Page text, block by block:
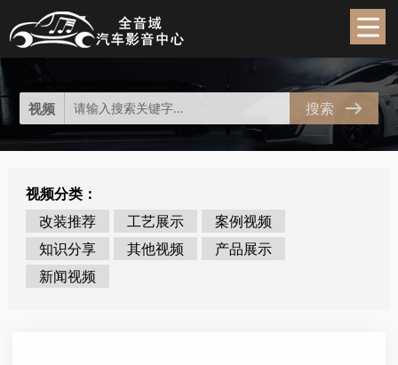
视频中心
video
视频 搜索
视频分类：
改装推荐
工艺展示
案例视频
知识分享
其他视频
产品展示
新闻视频